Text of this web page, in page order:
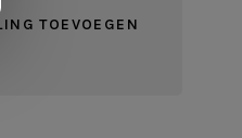
TOEVOEGEN